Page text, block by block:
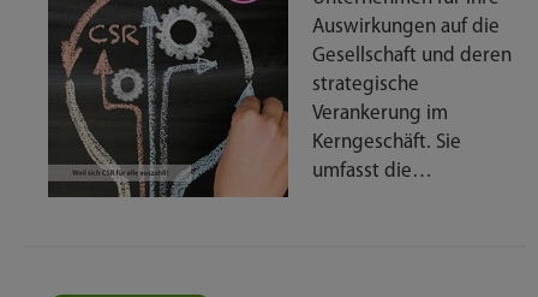
Auswirkungen auf die
Gesellschaft und deren
strategische
Verankerung im
Kerngeschäft. Sie
umfasst die…